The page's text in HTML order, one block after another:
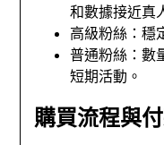
和數據接近真
高級粉絲：穩
普通粉絲：數
短期活動。
購買流程與